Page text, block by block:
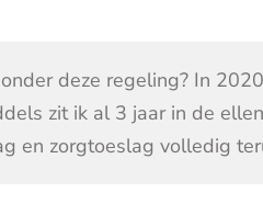
deze regeling? In
zit ik al 3 jaar in de
en zorgtoeslag volledig